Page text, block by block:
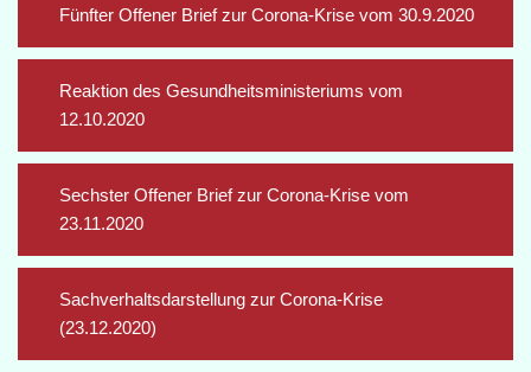
Fünfter Offener Brief zur Corona-Krise vom 30.9.2020
Reaktion des Gesundheitsministeriums vom
12.10.2020
Sechster Offener Brief zur Corona-Krise vom
23.11.2020
Sachverhaltsdarstellung zur Corona-Krise
(23.12.2020)